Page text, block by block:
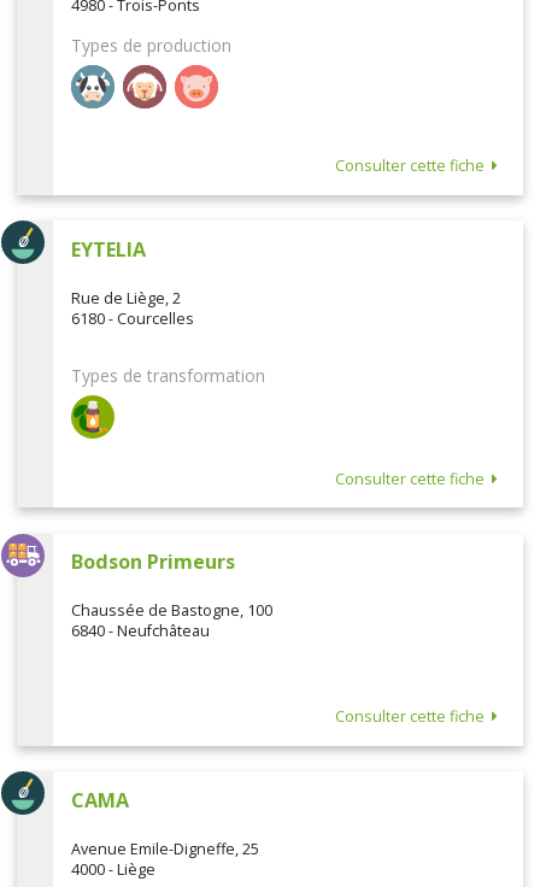
4980 - Trois-Ponts
Types de production
Consulter cette fiche
EYTELIA
Rue de Liège, 2
6180 - Courcelles
Types de transformation
Consulter cette fiche
Bodson Primeurs
Chaussée de Bastogne, 100
6840 - Neufchâteau
Consulter cette fiche
CAMA
Avenue Emile-Digneffe, 25
4000 - Liège